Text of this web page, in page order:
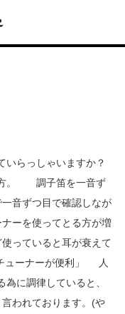
いらっしゃいますか？
方。 調子笛を一音ず
音ずつ目で確認しなが
ってとる方が増
っていると耳が衰えて
ーナーが便利」 人
に調律していると、
われております。(や